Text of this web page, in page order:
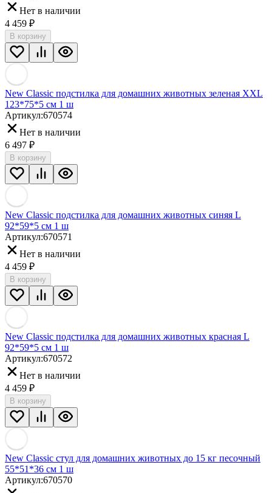
Нет в наличии
4 459 ₽
В корзину
New Classic подстилка для домашних животных зеленая XXL
123*75*5 см 1 ш
Артикул:670574
Нет в наличии
6 497 ₽
В корзину
New Classic подстилка для домашних животных синяя L
92*59*5 см 1 ш
Артикул:670571
Нет в наличии
4 459 ₽
В корзину
New Classic подстилка для домашних животных красная L
92*59*5 см 1 ш
Артикул:670572
Нет в наличии
4 459 ₽
В корзину
New Classic стул для домашних животных до 15 кг песочный
55*51*36 см 1 ш
Артикул:670570